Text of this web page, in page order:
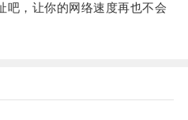
，让你的网络速度再也不会